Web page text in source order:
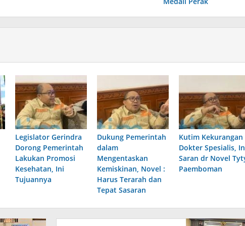
Legislator Gerindra
Dorong Pemerintah
Lakukan Promosi
Kesehatan, Ini
Tujuannya
Dukung Pemerintah
dalam
Mengentaskan
Kemiskinan, Novel :
Harus Terarah dan
Tepat Sasaran
Kutim Kekurangan
Dokter Spesialis,
Saran dr Novel
Paemboman